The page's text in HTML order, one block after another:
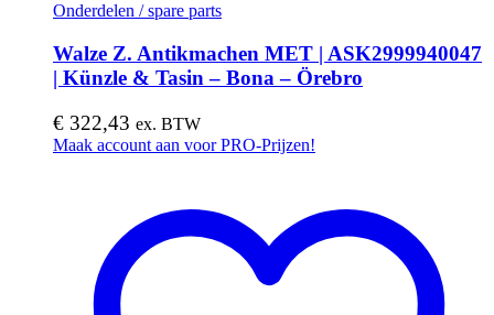
Onderdelen / spare parts
Walze Z. Antikmachen MET | ASK2999940047
| Künzle & Tasin – Bona – Örebro
€ 322,43 ex. BTW
Maak account aan voor PRO-Prijzen!